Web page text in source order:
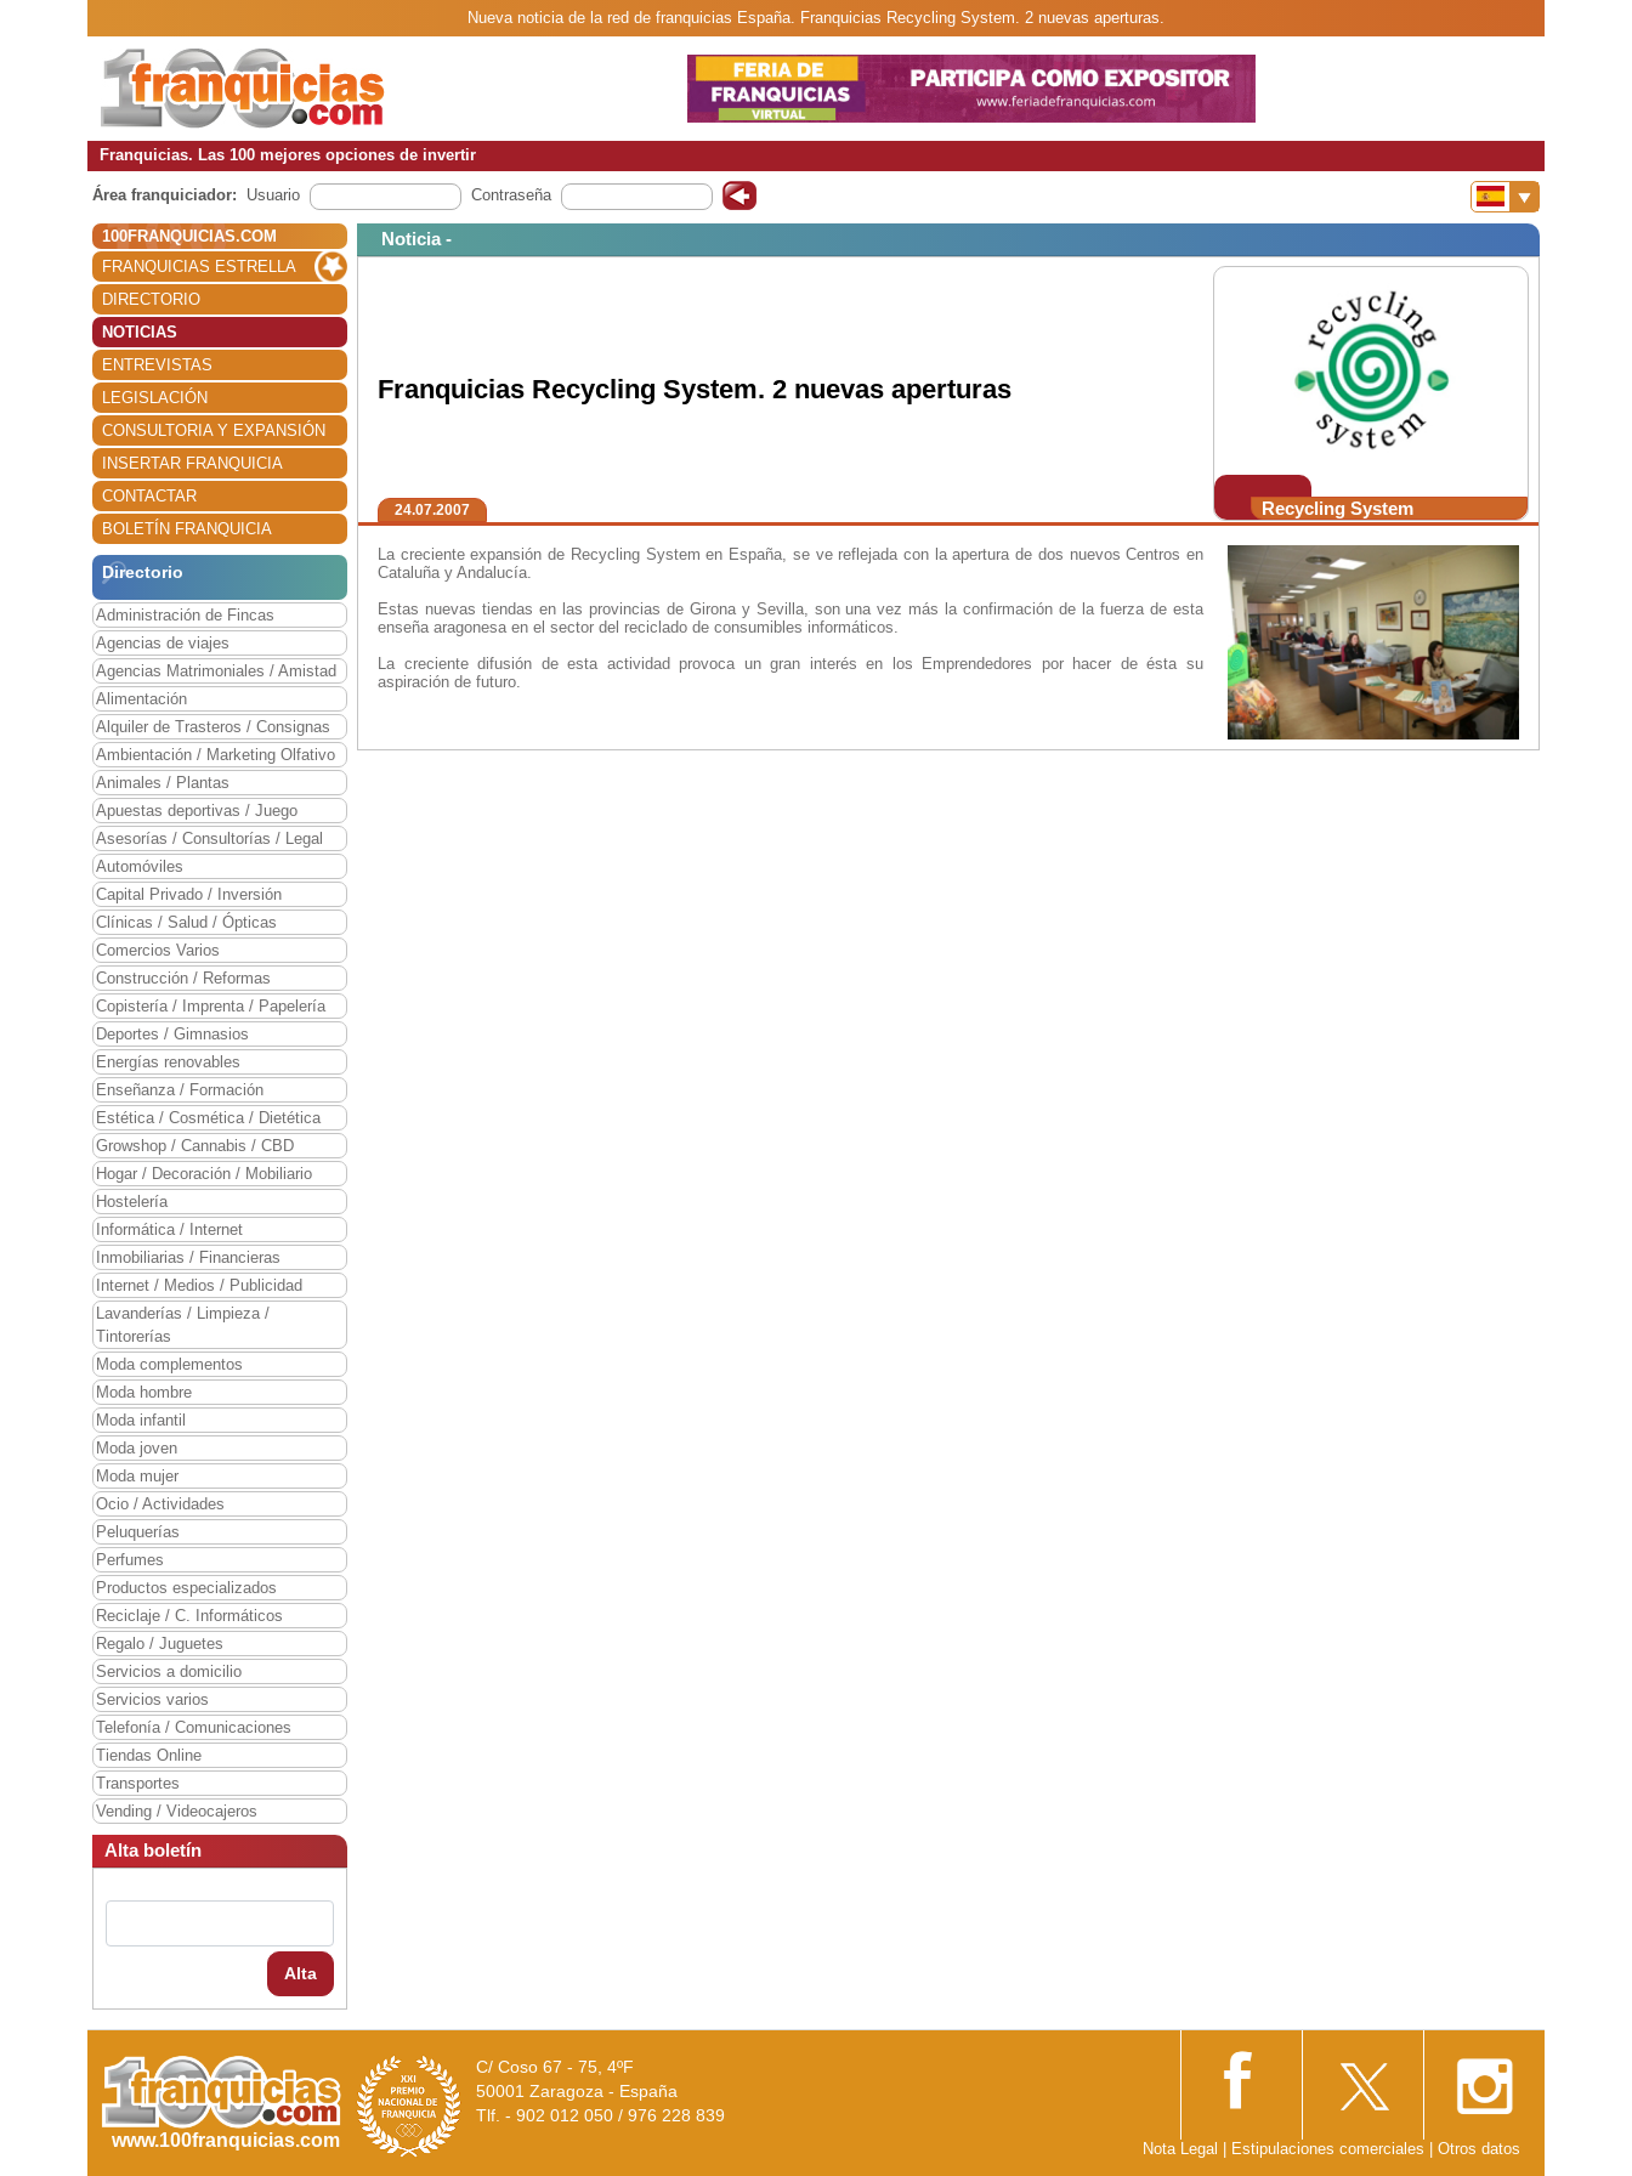
Nueva noticia de la red de franquicias España. Franquicias Recycling System. 2 nuevas aperturas.
Franquicias. Las 100 mejores opciones de invertir
Área franquiciador: Usuario Contraseña
100FRANQUICIAS.COM
FRANQUICIAS ESTRELLA
DIRECTORIO
NOTICIAS
ENTREVISTAS
LEGISLACIÓN
CONSULTORIA Y EXPANSIÓN
INSERTAR FRANQUICIA
CONTACTAR
BOLETÍN FRANQUICIA
Directorio
Administración de Fincas
Agencias de viajes
Agencias Matrimoniales / Amistad
Alimentación
Alquiler de Trasteros / Consignas
Ambientación / Marketing Olfativo
Animales / Plantas
Apuestas deportivas / Juego
Asesorías / Consultorías / Legal
Automóviles
Capital Privado / Inversión
Clínicas / Salud / Ópticas
Comercios Varios
Construcción / Reformas
Copistería / Imprenta / Papelería
Deportes / Gimnasios
Energías renovables
Enseñanza / Formación
Estética / Cosmética / Dietética
Growshop / Cannabis / CBD
Hogar / Decoración / Mobiliario
Hostelería
Informática / Internet
Inmobiliarias / Financieras
Internet / Medios / Publicidad
Lavanderías / Limpieza /
Tintorerías
Moda complementos
Moda hombre
Moda infantil
Moda joven
Moda mujer
Ocio / Actividades
Peluquerías
Perfumes
Productos especializados
Reciclaje / C. Informáticos
Regalo / Juguetes
Servicios a domicilio
Servicios varios
Telefonía / Comunicaciones
Tiendas Online
Transportes
Vending / Videocajeros
Alta boletín
Alta
Noticia -
Recycling System
Franquicias Recycling System. 2 nuevas aperturas
24.07.2007
La creciente expansión de Recycling System en España, se ve reflejada con la apertura de dos nuevos Centros en
Cataluña y Andalucía.
Estas nuevas tiendas en las provincias de Girona y Sevilla, son una vez más la confirmación de la fuerza de esta
enseña aragonesa en el sector del reciclado de consumibles informáticos.
La creciente difusión de esta actividad provoca un gran interés en los Emprendedores por hacer de ésta su
aspiración de futuro.
www.100franquicias.com
C/ Coso 67 - 75, 4ºF
50001 Zaragoza - España
Tlf. - 902 012 050 / 976 228 839
Nota Legal Estipulaciones comerciales Otros datos